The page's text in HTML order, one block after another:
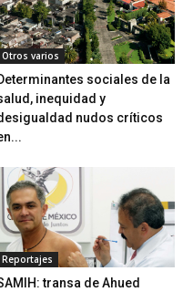
Otros varios
sociales de la
inequidad y
nudos críticos
Reportajes
transa de Ahued